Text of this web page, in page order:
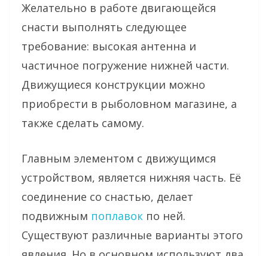
Желательно в работе двигающейся
снасти выполнять следующее
требование: высокая антенна и
частичное погружение нижней части.
Движущиеся конструкции можно
приобрести в рыболовном магазине, а
также сделать самому.
Главным элементом с движущимся
устройством, является нижняя часть. Её
соединение со снастью, делает
подвижным поплавок по ней.
Существуют различные варианты этого